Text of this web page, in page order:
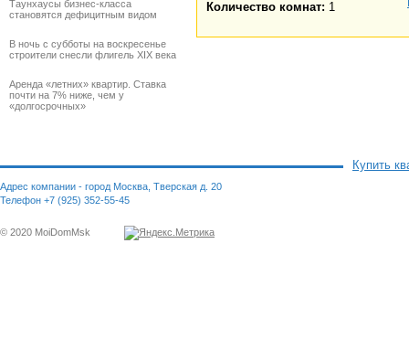
Таунхаусы бизнес-класса
становятся дефицитным видом
В ночь с субботы на воскресенье
строители снесли флигель XIX века
Аренда «летних» квартир. Ставка
почти на 7% ниже, чем у
«долгосрочных»
Количество комнат: 1
Купить
Адрес компании - город Москва, Тверская д. 20
Телефон +7 (925) 352-55-45
© 2020 MoiDomMsk